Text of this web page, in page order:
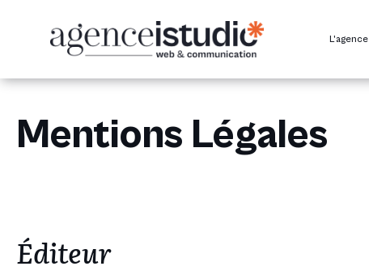
L’agence
Mentions Légales
Éditeur